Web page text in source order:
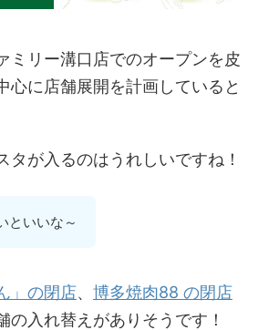
ミリー溝口店でのオープンを皮
心に店舗展開を計画していると
タが入るのはうれしいですね！
といいな～
」の閉店、 博多焼肉88 の閉店
の入れ替えがありそうです！